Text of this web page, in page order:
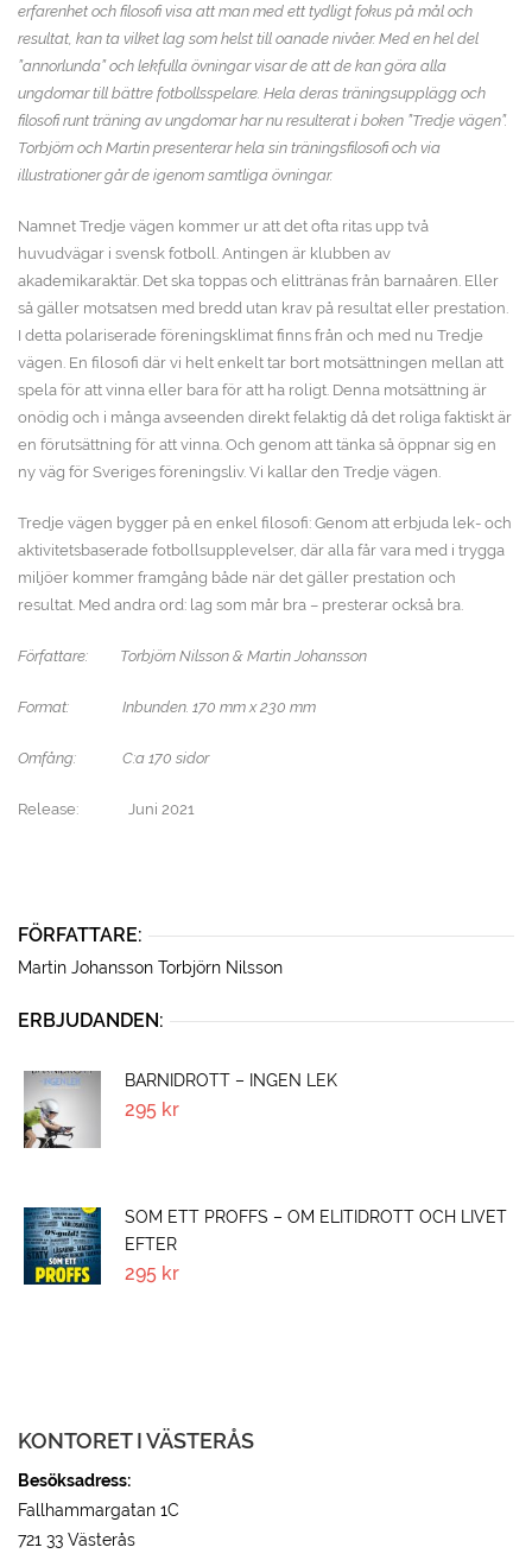
erfarenhet och filosofi visa att man med ett tydligt fokus på mål och
resultat, kan ta vilket lag som helst till oanade nivåer. Med en hel del
”annorlunda” och lekfulla övningar visar de att de kan göra alla
ungdomar till bättre fotbollsspelare. Hela deras träningsupplägg och
filosofi runt träning av ungdomar har nu resulterat i boken ”Tredje vägen”.
Torbjörn och Martin presenterar hela sin träningsfilosofi och via
illustrationer går de igenom samtliga övningar.
Namnet Tredje vägen kommer ur att det ofta ritas upp två
huvudvägar i svensk fotboll. Antingen är klubben av
akademikaraktär. Det ska toppas och elittränas från barnaåren. Eller
så gäller motsatsen med bredd utan krav på resultat eller prestation.
I detta polariserade föreningsklimat finns från och med nu Tredje
vägen. En filosofi där vi helt enkelt tar bort motsättningen mellan att
spela för att vinna eller bara för att ha roligt. Denna motsättning är
onödig och i många avseenden direkt felaktig då det roliga faktiskt är
en förutsättning för att vinna. Och genom att tänka så öppnar sig en
ny väg för Sveriges föreningsliv. Vi kallar den Tredje vägen.
Tredje vägen bygger på en enkel filosofi: Genom att erbjuda lek- och
aktivitetsbaserade fotbollsupplevelser, där alla får vara med i trygga
miljöer kommer framgång både när det gäller prestation och
resultat. Med andra ord: lag som mår bra – presterar också bra.
Författare: Torbjörn Nilsson & Martin Johansson
Format: Inbunden. 170 mm x 230 mm
Omfång: C:a 170 sidor
Release: Juni 2021
FÖRFATTARE:
Martin Johansson Torbjörn Nilsson
ERBJUDANDEN:
BARNIDROTT – INGEN LEK
295 kr
SOM ETT PROFFS – OM ELITIDROTT OCH LIVET
EFTER
295 kr
KONTORET I VÄSTERÅS
Besöksadress:
Fallhammargatan 1C
721 33 Västerås